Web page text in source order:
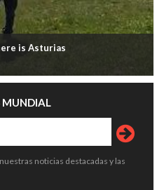
is Asturias
MUNDIAL
noticias destacadas y las